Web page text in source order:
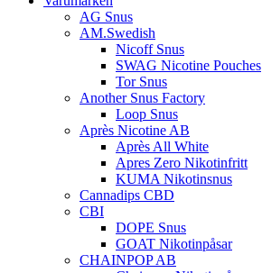
AG Snus
AM.Swedish
Nicoff Snus
SWAG Nicotine Pouches
Tor Snus
Another Snus Factory
Loop Snus
Après Nicotine AB
Après All White
Apres Zero Nikotinfritt
KUMA Nikotinsnus
Cannadips CBD
CBI
DOPE Snus
GOAT Nikotinpåsar
CHAINPOP AB